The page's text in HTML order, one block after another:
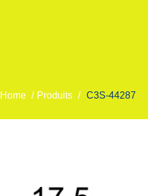
Home / Produits / C3S-44287